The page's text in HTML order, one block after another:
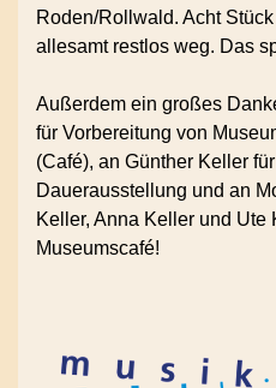
Roden/Rollwald. Acht
allesamt restlos weg. Das
Außerdem ein großes
für Vorbereitung von
(Café), an Günther Keller
Dauerausstellung und an
Keller, Anna Keller und Ute
Museumscafé!